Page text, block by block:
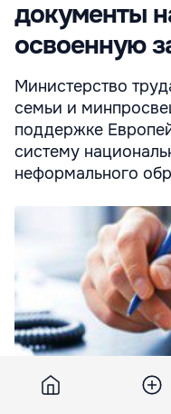
документы
освоенную
Министерство
семьи и
поддержке
систему
неформального